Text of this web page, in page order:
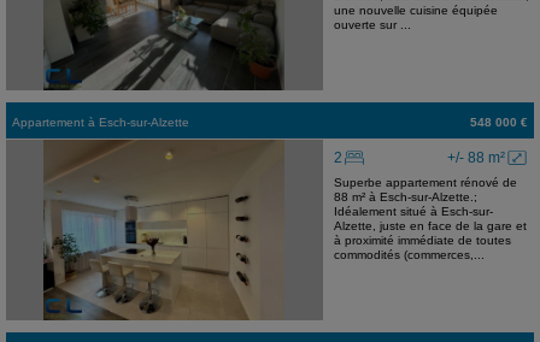
une nouvelle cuisine équipée
ouverte sur ...
Appartement à Esch-sur-Alzette 548 000 €
+/- 88 m²
2
Superbe appartement rénové de
88 m² à Esch-sur-Alzette.;
Idéalement situé à Esch-sur-
Alzette, juste en face de la gare et
à proximité immédiate de toutes
commodités (commerces,...